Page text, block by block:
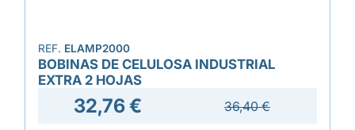
REF. ELAMP2000
BOBINAS DE CELULOSA INDUSTRIAL
EXTRA 2 HOJAS
32,76 € 36,40 €